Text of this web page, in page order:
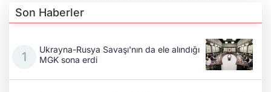
Son Haberler
Ukrayna-Rusya Savaşı'nın da ele alındığı
MGK sona erdi